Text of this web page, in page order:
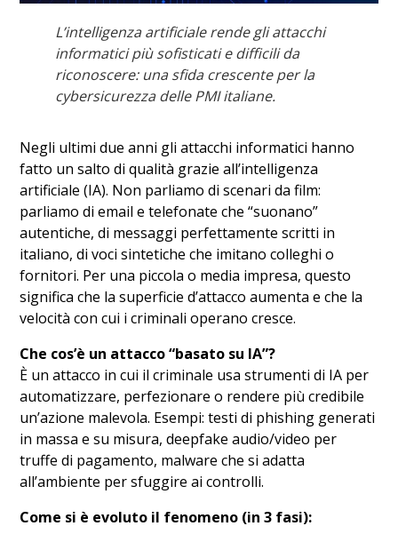
L’intelligenza artificiale rende gli attacchi
informatici più sofisticati e difficili da
riconoscere: una sfida crescente per la
cybersicurezza delle PMI italiane.
Negli ultimi due anni gli attacchi informatici hanno
fatto un salto di qualità grazie all’intelligenza
artificiale (IA). Non parliamo di scenari da film:
parliamo di email e telefonate che “suonano”
autentiche, di messaggi perfettamente scritti in
italiano, di voci sintetiche che imitano colleghi o
fornitori. Per una piccola o media impresa, questo
significa che la superficie d’attacco aumenta e che la
velocità con cui i criminali operano cresce.
Che cos’è un attacco “basato su IA”?
È un attacco in cui il criminale usa strumenti di IA per
automatizzare, perfezionare o rendere più credibile
un’azione malevola. Esempi: testi di phishing generati
in massa e su misura, deepfake audio/video per
truffe di pagamento, malware che si adatta
all’ambiente per sfuggire ai controlli.
Come si è evoluto il fenomeno (in 3 fasi):